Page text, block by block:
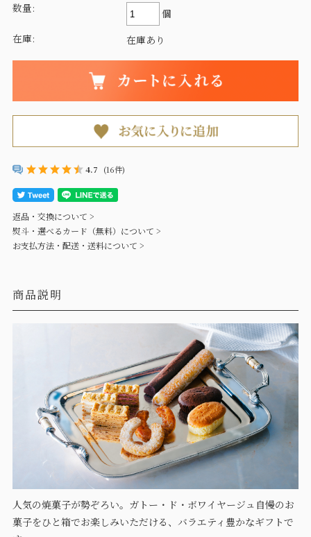
数量:
個
在庫:
在庫あり
4.7 (16件)
返品・交換について >
熨斗・選べるカード（無料）について >
お支払方法・配送・送料について >
商品説明
人気の焼菓子が勢ぞろい。ガトー・ド・ボワイヤージュ自慢のお
菓子をひと箱でお楽しみいただける、バラエティ豊かなギフトで